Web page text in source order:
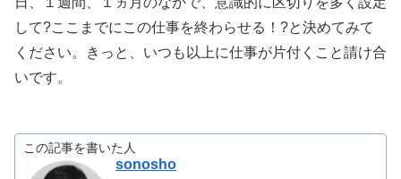
して?ここまでにこの仕事を終わらせる！?と決めてみて
ください。きっと、いつも以上に仕事が片付くこと請け合
いです。
この記事を書いた人
sonosho